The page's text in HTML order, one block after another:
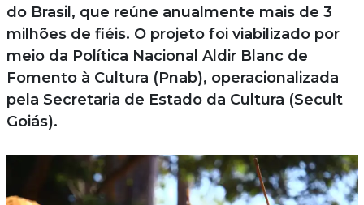
do Brasil, que reúne anualmente mais de 3
milhões de fiéis. O projeto foi viabilizado por
meio da Política Nacional Aldir Blanc de
Fomento à Cultura (Pnab), operacionalizada
pela Secretaria de Estado da Cultura (Secult
Goiás).